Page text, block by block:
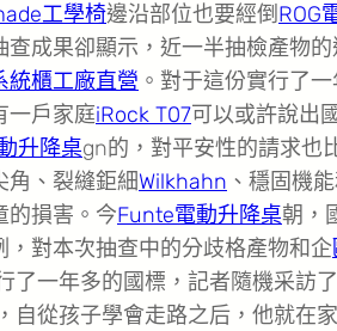
工學椅邊沿部位也要經倒 ROG
查成果卻顯示，近一半抽檢產物的
統櫃工廠直營 。對于這份實行了
一戶家庭iRock T07可以或許說出
升降桌gn的，對平安性的請求也
角、裂縫鉅細Wilkhahn 、穩固機
的損害。今Funte電動升降桌朝，
對本次抽查中的分歧格產物和企
了一年多的國標，記者隨機采訪
自從孩子學會走路之后，他就在